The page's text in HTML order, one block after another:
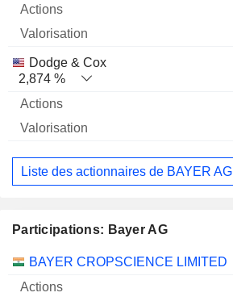
Dodge & Cox
2,874 %
Liste des actionnaires de BAYER AG
Participations: Bayer AG
Nom Actions % Valorisation
BAYER CROPSCIENCE LIMITED